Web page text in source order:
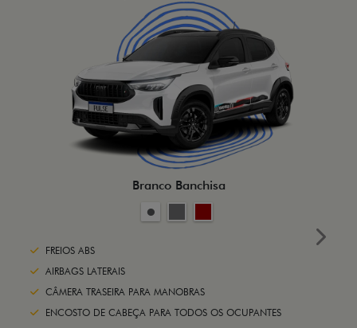
Branco Banchisa
FREIOS ABS
AIRBAGS LATERAIS
CÂMERA TRASEIRA PARA MANOBRAS
ENCOSTO DE CABEÇA PARA TODOS OS OCUPANTES
Next